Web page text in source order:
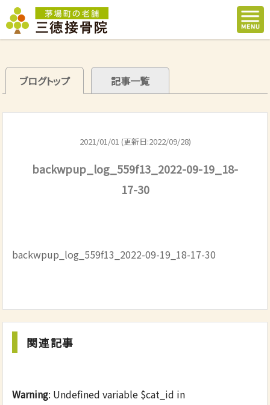
ブログトップ 記事一覧
2021/01/01 (更新日:2022/09/28)
backwpup_log_559f13_2022-09-19_18-
17-30
backwpup_log_559f13_2022-09-19_18-17-30
関連記事
Warning: Undefined variable $cat_id in